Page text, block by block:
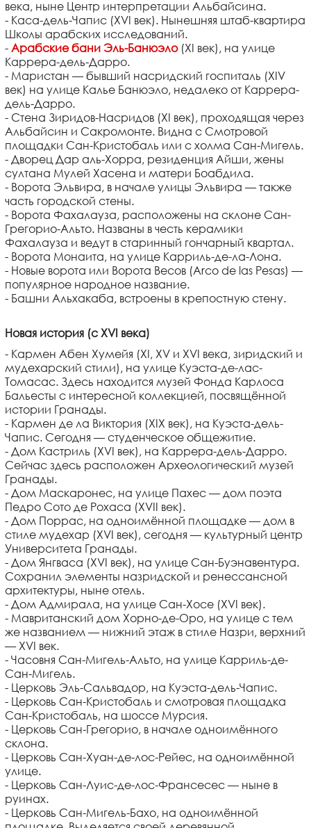
века, ныне Центр интерпретации Альбайсина.
- Каса-дель-Чапис (XVI век). Нынешняя штаб-квартира
Школы арабских исследований.
- Арабские бани Эль-Банюэло(XI век), на улице
Каррера-дель-Дарро.
- Маристан — бывший насридский госпиталь (XIV
век) на улице Калье Банюэло, недалеко от Каррера-
дель-Дарро.
- Стена Зиридов-Насридов (XI век), проходящая через
Альбайсин и Сакромонте. Видна с Смотровой
площадки Сан-Кристобаль или с холма Сан-Мигель.
- Дворец Дар аль-Хорра, резиденция Айши, жены
султана Мулей Хасена и матери Боабдила.
- Ворота Эльвира, в начале улицы Эльвира — также
часть городской стены.
- Ворота Фахалауза, расположены на склоне Сан-
Грегорио-Альто. Названы в честь керамики
Фахалауза и ведут в старинный гончарный квартал.
- Ворота Монаита, на улице Карриль-де-ла-Лона.
- Новые ворота или Ворота Весов (Arco de las Pesas) —
популярное народное название.
- Башни Альхакаба, встроены в крепостную стену.
Новая история (с XVI века)
- Кармен Абен Хумейя (XI, XV и XVI века, зиридский и
мудехарский стили), на улице Куэста-де-лас-
Томасас. Здесь находится музей Фонда Карлоса
Бальесты с интересной коллекцией, посвящённой
истории Гранады.
- Кармен де ла Виктория (XIX век), на Куэста-дель-
Чапис. Сегодня — студенческое общежитие.
- Дом Кастриль (XVI век), на Каррера-дель-Дарро.
Сейчас здесь расположен Археологический музей
Гранады.
- Дом Маскаронес, на улице Пахес — дом поэта
Педро Сото де Рохаса (XVII век).
- Дом Поррас, на одноимённой площадке — дом в
стиле мудехар (XVI век), сегодня — культурный центр
Университета Гранады.
- Дом Янгваса (XVI век), на улице Сан-Буэнавентура.
Сохранил элементы назридской и ренессансной
архитектуры, ныне отель.
- Дом Адмирала, на улице Сан-Хосе (XVI век).
- Мавританский дом Хорно-де-Оро, на улице с тем
же названием — нижний этаж в стиле Назри, верхний
— XVI век.
- Часовня Сан-Мигель-Альто, на улице Карриль-де-
Сан-Мигель.
- Церковь Эль-Сальвадор, на Куэста-дель-Чапис.
- Церковь Сан-Кристобаль и смотровая площадка
Сан-Кристобаль, на шоссе Мурсия.
- Церковь Сан-Грегорио, в начале одноимённого
склона.
- Церковь Сан-Хуан-де-лос-Рейес, на одноимённой
улице.
- Церковь Сан-Луис-де-лос-Франсесес — ныне в
руинах.
- Церковь Сан-Мигель-Бахо, на одноимённой